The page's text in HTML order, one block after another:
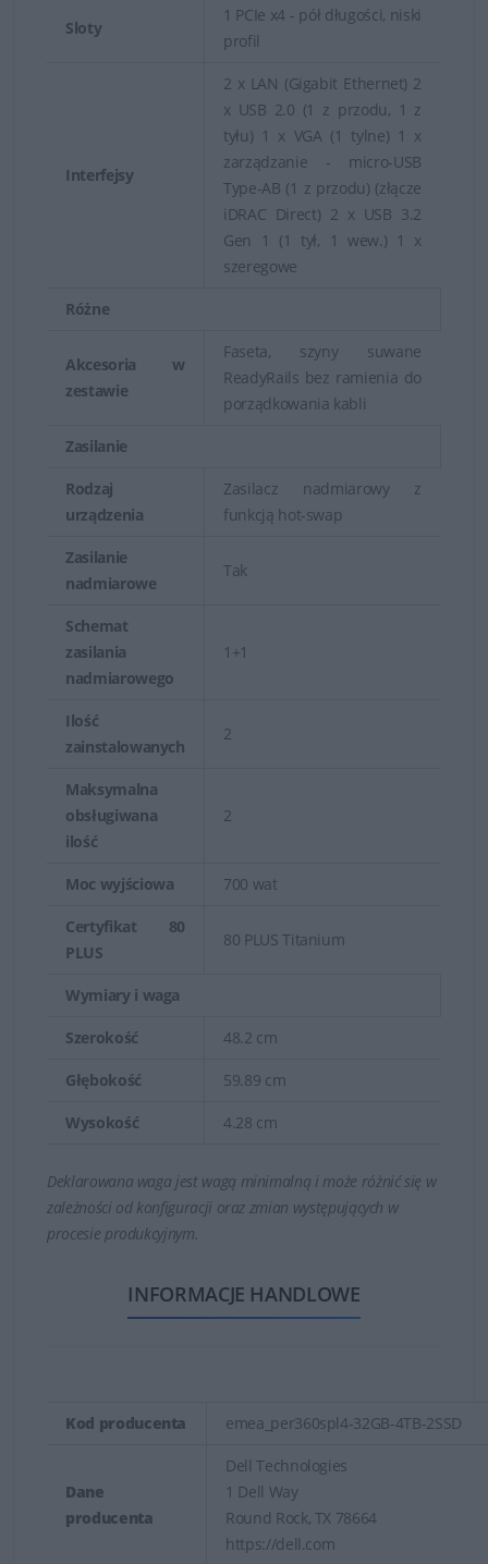
Sloty
1 PCIe x4 - pół długości, niski
profil
Interfejsy
2 x LAN (Gigabit Ethernet) 2
x USB 2.0 (1 z przodu, 1 z
tyłu) 1 x VGA (1 tylne) 1 x
zarządzanie - micro-USB
Type-AB (1 z przodu) (złącze
iDRAC Direct) 2 x USB 3.2
Gen 1 (1 tył, 1 wew.) 1 x
szeregowe
Różne
Akcesoria w
zestawie
Faseta, szyny suwane
ReadyRails bez ramienia do
porządkowania kabli
Zasilanie
Rodzaj
urządzenia
Zasilacz nadmiarowy z
funkcją hot-swap
Zasilanie
nadmiarowe
Tak
Schemat
zasilania
nadmiarowego
1+1
Ilość
zainstalowanych
2
Maksymalna
obsługiwana
ilość
2
Moc wyjściowa 700 wat
Certyfikat 80
PLUS
80 PLUS Titanium
Wymiary i waga
Szerokość 48.2 cm
Głębokość 59.89 cm
Wysokość 4.28 cm
Deklarowana waga jest wagą minimalną i może różnić się w
zależności od konfiguracji oraz zmian występujących w
procesie produkcyjnym.
INFORMACJE HANDLOWE
Kod producenta emea_per360spl4-32GB-4TB-2SSD
Dane
producenta
Dell Technologies
1 Dell Way
Round Rock, TX 78664
https://dell.com